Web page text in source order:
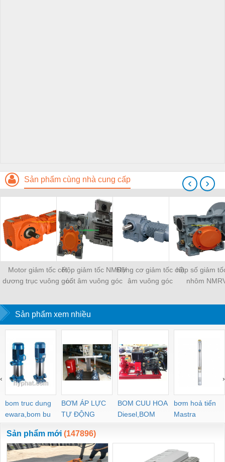
Sản phẩm cùng nhà cung cấp
Motor giảm tốc cốt
dương trục vuông góc
Hộp giảm tốc NMRV
cốt âm vuông góc
Động cơ giảm tốc cốt
âm vuông góc
hộp số giảm
nhôm
‹ ›
Sản phẩm xem nhiều
bom truc dung
ewara,bom bu
ewara
BƠM ÁP LỰC
TỰ ĐỘNG
BOM CUU HOA
Diesel,BOM
CHUA CHAY
bơm hoả tiển
Mastra
‹ ›
Sản phẩm mới (147896)